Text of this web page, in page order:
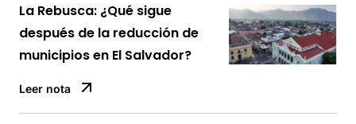
La Rebusca: ¿Qué sigue
después de la reducción de
municipios en El Salvador?
Leer nota